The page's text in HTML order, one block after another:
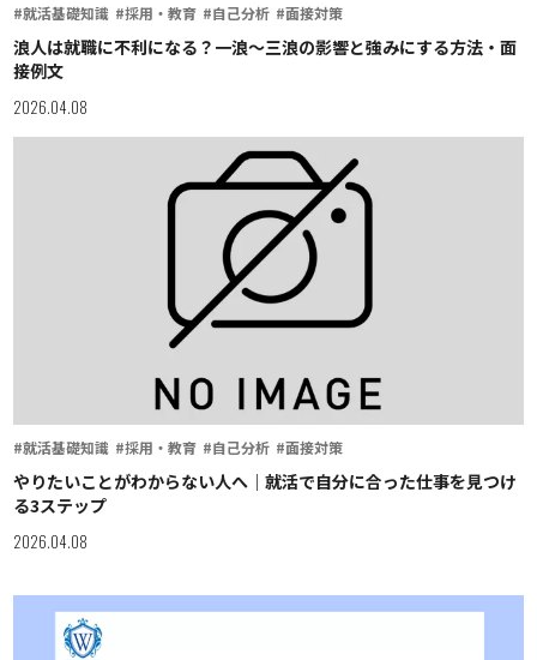
#就活基礎知識 #採用・教育 #自己分析 #面接対策
浪人は就職に不利になる？一浪〜三浪の影響と強みにする方法・面
接例文
2026.04.08
#就活基礎知識 #採用・教育 #自己分析 #面接対策
やりたいことがわからない人へ｜就活で自分に合った仕事を見つけ
る3ステップ
2026.04.08